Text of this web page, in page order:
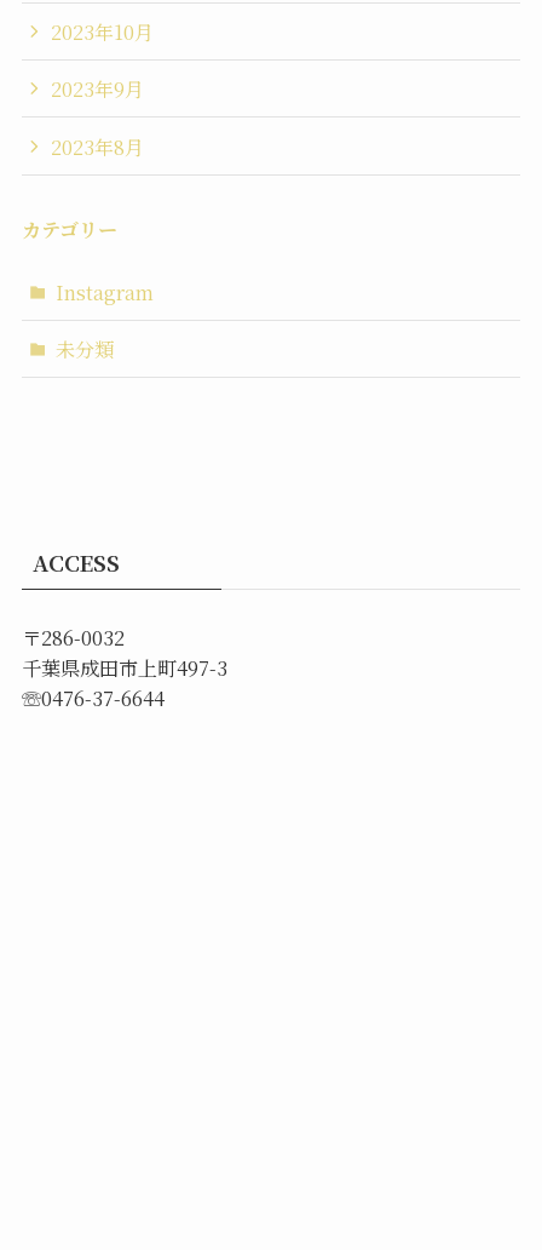
2023年10月
2023年9月
2023年8月
カテゴリー
Instagram
未分類
ACCESS
〒286-0032
千葉県成田市上町497-3
☏0476-37-6644